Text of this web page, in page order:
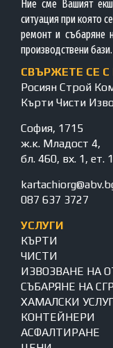
Ние сме Вашият
ситуация при която
ремонт и събаряне
производствени
СВЪРЖЕТЕ СЕ С
Росиян Строй
Кърти Чисти
София, 1715
ж.к. Младост 4,
бл. 460, вх. 1, ет.
087 637 3727
УСЛУГИ
КЪРТИ
ЧИСТИ
ИЗВОЗВАНЕ НА
СЪБАРЯНЕ НА
ХАМАЛСКИ
КОНТЕЙНЕРИ
АСФАЛТИРАНЕ